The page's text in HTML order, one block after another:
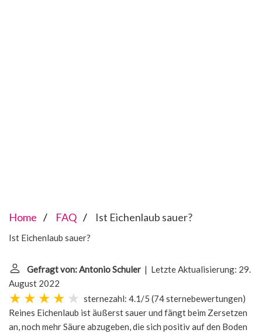
Home FAQ Ist Eichenlaub sauer?
Ist Eichenlaub sauer?
Gefragt von: Antonio Schuler | Letzte Aktualisierung: 29.
August 2022
sternezahl: 4.1/5 (74 sternebewertungen)
Reines Eichenlaub ist äußerst sauer und fängt beim Zersetzen
an, noch mehr Säure abzugeben, die sich positiv auf den Boden